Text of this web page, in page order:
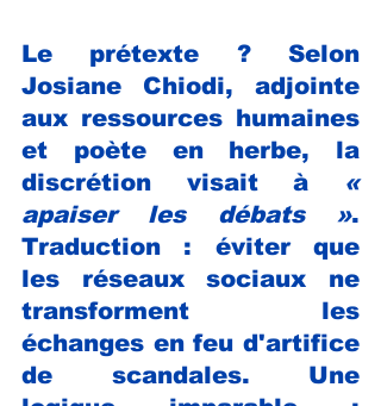
Le prétexte ? Selon
Josiane Chiodi, adjointe
aux ressources humaines
et poète en herbe, la
discrétion visait à «
apaiser les débats ».
Traduction : éviter que
les réseaux sociaux ne
transforment les
échanges en feu d'artifice
de scandales. Une